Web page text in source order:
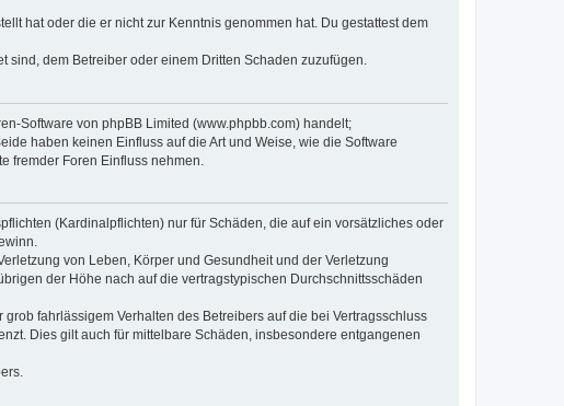
hat oder die er nicht zur Kenntnis genommen hat. Du gestattest dem
sind, dem Betreiber oder einem Dritten Schaden zuzufügen.
Software von phpBB Limited (www.phpbb.com) handelt;
haben keinen Einfluss auf die Art und Weise, wie die Software
fremder Foren Einfluss nehmen.
(Kardinalpflichten) nur für Schäden, die auf ein vorsätzliches oder
von Leben, Körper und Gesundheit und der Verletzung
der Höhe nach auf die vertragstypischen Durchschnittsschäden
fahrlässigem Verhalten des Betreibers auf die bei Vertragsschluss
Dies gilt auch für mittelbare Schäden, insbesondere entgangenen